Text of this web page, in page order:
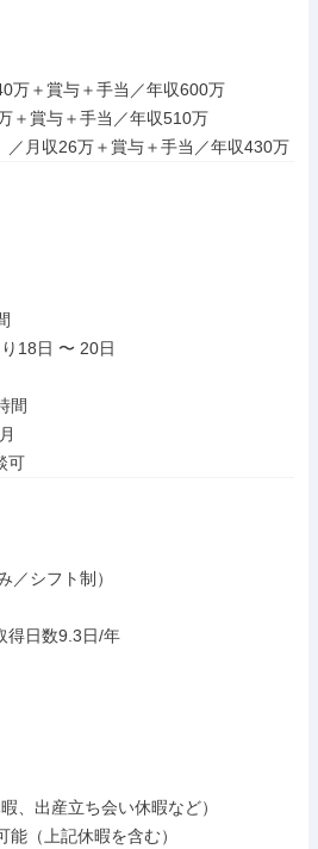
万＋賞与＋手当／年収600万
＋賞与＋手当／年収510万
／月収26万＋賞与＋手当／年収430万
18日 〜 20日
間
可
／シフト制）
得日数9.3日/年
、出産立ち会い休暇など）
（上記休暇を含む）